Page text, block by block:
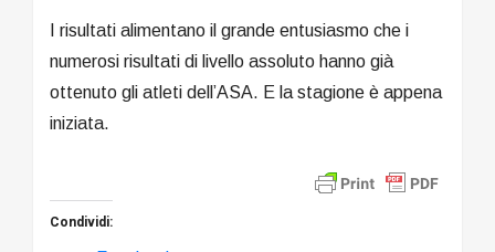
I risultati alimentano il grande entusiasmo che i
numerosi risultati di livello assoluto hanno già
ottenuto gli atleti dell’ASA. E la stagione è appena
iniziata.
Condividi: